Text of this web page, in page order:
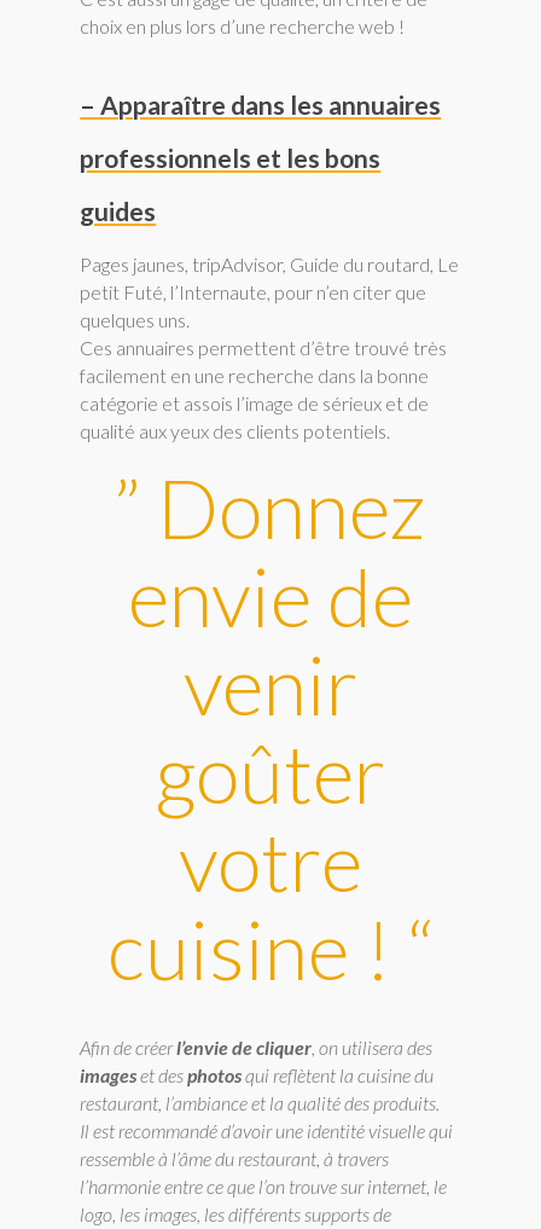
choix en plus lors d’une recherche web !
– Apparaître dans les annuaires
professionnels et les bons
guides
Pages jaunes, tripAdvisor, Guide du routard, Le
petit Futé, l’Internaute, pour n’en citer que
quelques uns.
Ces annuaires permettent d’être trouvé très
facilement en une recherche dans la bonne
catégorie et assois l’image de sérieux et de
qualité aux yeux des clients potentiels.
” Donnez
envie de
venir
goûter
votre
cuisine ! “
Afin de créerl’envie de cliquer, on utilisera des
imageset desphotosqui reflètent la cuisine du
restaurant, l’ambiance et la qualité des produits.
Il est recommandé d’avoir une identité visuelle qui
ressemble à l’âme du restaurant, à travers
l’harmonie entre ce que l’on trouve sur internet, le
logo, les images, les différents supports de